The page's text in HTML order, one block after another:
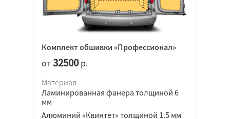
Комплект обшивки «Профессионал»
от32500р.
Материал
Ламинированная фанера толщиной 6
мм
Алюминий «Квинтет» толщиной 1.5 мм